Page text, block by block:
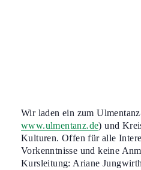
Wir laden ein zum
www.ulmentanz.de) und
Kulturen. Offen für alle
Vorkenntnisse und keine
Kursleitung: Ariane